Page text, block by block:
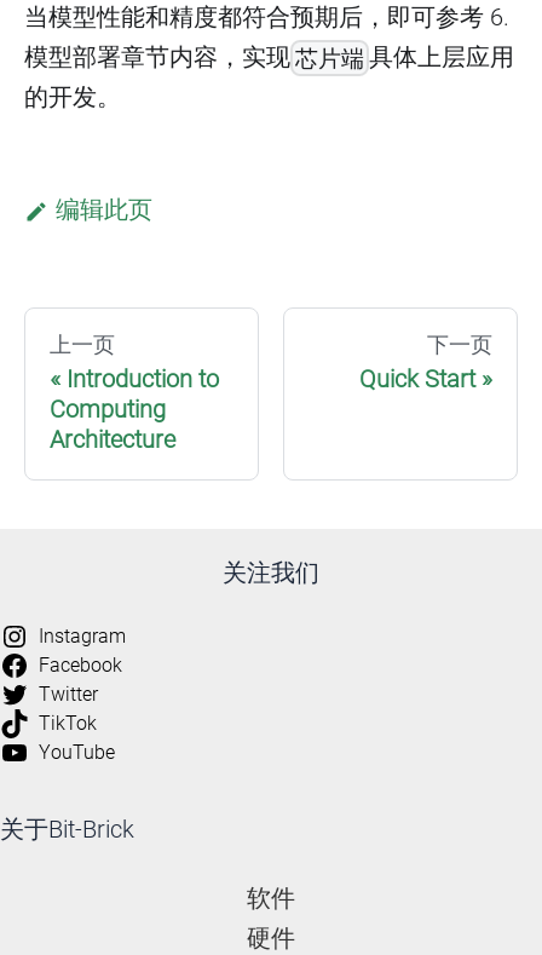
当模型性能和精度都符合预期后，即可参考 6.
模型部署章节内容，实现芯片端具体上层应用
的开发。
编辑此页
上一页
Introduction to
Computing
Architecture
下一页
Quick Start
关注我们
Instagram
Facebook
Twitter
TikTok
YouTube
关于Bit-Brick
软件
硬件